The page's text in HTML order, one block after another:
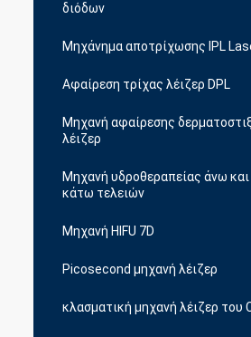
διόδων
Μηχάνημα αποτρίχωσης IPL
Αφαίρεση τρίχας λέιζερ DPL
Μηχανή αφαίρεσης
λέιζερ
Μηχανή υδροθεραπείας άνω και
κάτω τελειών
Μηχανή HIFU 7D
Picosecond μηχανή λέιζερ
κλασματική μηχανή λέιζερ του